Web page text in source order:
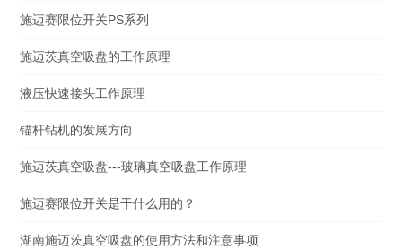
施迈赛限位开关PS系列
施迈茨真空吸盘的工作原理
液压快速接头工作原理
锚杆钻机的发展方向
施迈茨真空吸盘---玻璃真空吸盘工作原理
施迈赛限位开关是干什么用的？
湖南施迈茨真空吸盘的使用方法和注意事项